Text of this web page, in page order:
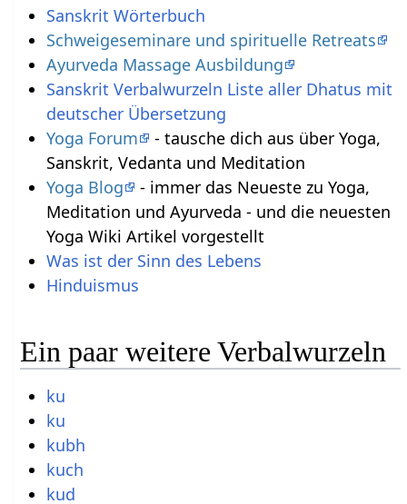
Sanskrit Wörterbuch
Schweigeseminare und spirituelle Retreats
Ayurveda Massage Ausbildung
Sanskrit Verbalwurzeln Liste aller Dhatus mit
deutscher Übersetzung
Yoga Forum
- tausche dich aus über Yoga,
Sanskrit, Vedanta und Meditation
Yoga Blog
- immer das Neueste zu Yoga,
Meditation und Ayurveda - und die neuesten
Yoga Wiki Artikel vorgestellt
Was ist der Sinn des Lebens
Hinduismus
Ein paar weitere Verbalwurzeln
ku
ku
kubh
kuch
kud